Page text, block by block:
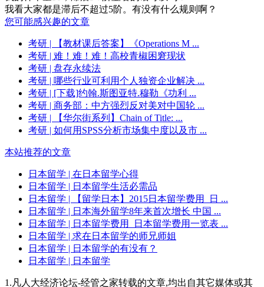
我看大家都是滞后不超过5阶。有没有什么规则啊？
您可能感兴趣的文章
考研 | 【教材课后答案】《Operations M ...
考研 | 难！难！难！高校青椒困窘现状
考研 | 盘存永续法
考研 | 哪些行业可利用个人独资企业解决 ...
考研 | [下载]约翰.斯图亚特.穆勒《功利 ...
考研 | 商务部：中方强烈反对美对中国轮 ...
考研 | 【华尔街系列】Chain of Title: ...
考研 | 如何用SPSS分析市场集中度以及市 ...
本站推荐的文章
日本留学 | 在日本留学心得
日本留学 | 日本留学生活必需品
日本留学 | 【留学日本】2015日本留学费用_日 ...
日本留学 | 日本海外留学8年来首次增长 中国 ...
日本留学 | 日本留学费用_日本留学费用一览表 ...
日本留学 | 求在日本留学的师兄师姐
日本留学 | 日本留学的有没有？
日本留学 | 日本留学
1.凡人大经济论坛-经管之家转载的文章,均出自其它媒体或其